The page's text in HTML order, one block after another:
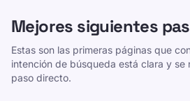
Mejores siguientes
Estas son las primeras páginas que
intención de búsqueda está clara y se
paso directo.